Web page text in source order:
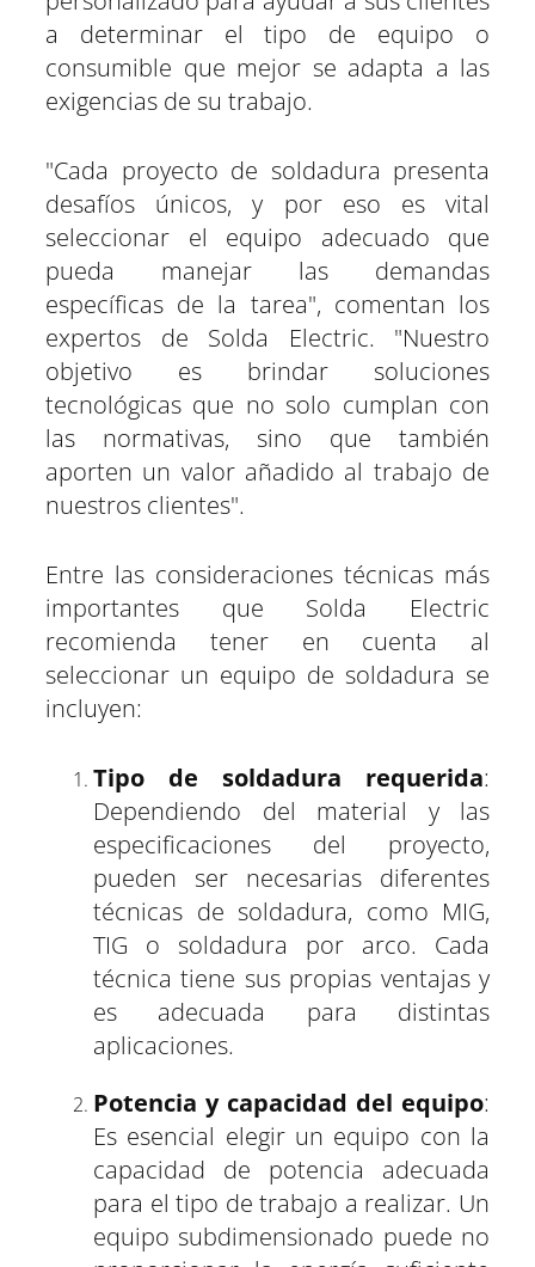
a determinar el tipo de equipo o
consumible que mejor se adapta a las
exigencias de su trabajo.
"Cada proyecto de soldadura presenta
desafíos únicos, y por eso es vital
seleccionar el equipo adecuado que
pueda manejar las demandas
específicas de la tarea", comentan los
expertos de Solda Electric. "Nuestro
objetivo es brindar soluciones
tecnológicas que no solo cumplan con
las normativas, sino que también
aporten un valor añadido al trabajo de
nuestros clientes".
Entre las consideraciones técnicas más
importantes que Solda Electric
recomienda tener en cuenta al
seleccionar un equipo de soldadura se
incluyen:
Tipo de soldadura requerida:
Dependiendo del material y las
especificaciones del proyecto,
pueden ser necesarias diferentes
técnicas de soldadura, como MIG,
TIG o soldadura por arco. Cada
técnica tiene sus propias ventajas y
es adecuada para distintas
aplicaciones.
Potencia y capacidad del equipo:
Es esencial elegir un equipo con la
capacidad de potencia adecuada
para el tipo de trabajo a realizar. Un
equipo subdimensionado puede no